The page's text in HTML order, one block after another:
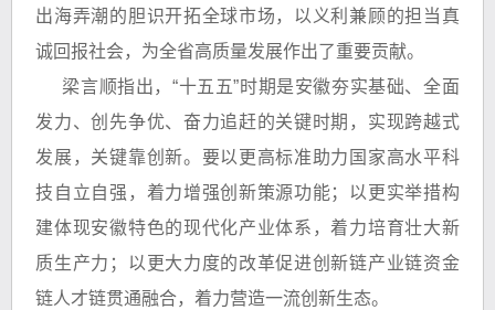
出海弄潮的胆识开拓全球市场，以义利兼顾的担当真
诚回报社会，为全省高质量发展作出了重要贡献。
梁言顺指出，“十五五”时期是安徽夯实基础、全面
发力、创先争优、奋力追赶的关键时期，实现跨越式
发展，关键靠创新。要以更高标准助力国家高水平科
技自立自强，着力增强创新策源功能；以更实举措构
建体现安徽特色的现代化产业体系，着力培育壮大新
质生产力；以更大力度的改革促进创新链产业链资金
链人才链贯通融合，着力营造一流创新生态。